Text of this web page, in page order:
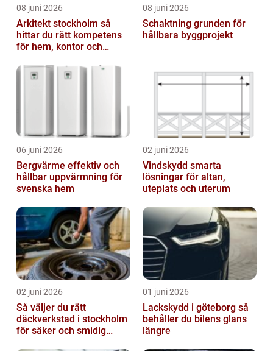
08 juni 2026
Arkitekt stockholm så
hittar du rätt kompetens
för hem, kontor och
08 juni 2026
Schaktning grunden för
hållbara byggprojekt
06 juni 2026
Bergvärme effektiv och
hållbar uppvärmning för
svenska hem
02 juni 2026
Vindskydd smarta
lösningar för altan,
uteplats och uterum
02 juni 2026
Så väljer du rätt
däckverkstad i stockholm
för säker och smidig
01 juni 2026
Lackskydd i göteborg så
behåller du bilens glans
längre